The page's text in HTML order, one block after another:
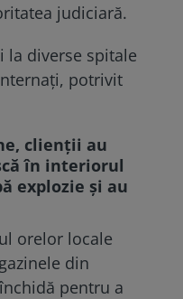
judiciară.
la diverse spitale
potrivit
clienții au
în interiorul
explozie și au
orelor locale
din
pentru a